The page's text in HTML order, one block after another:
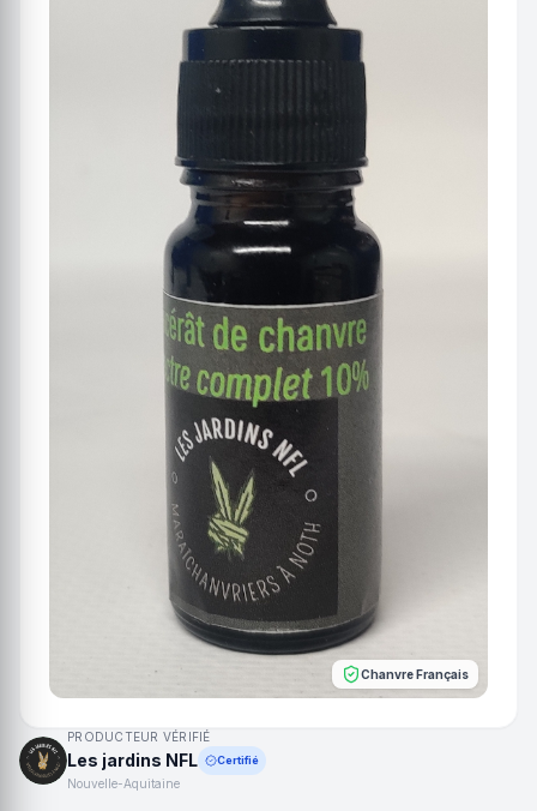
Chanvre Français
PRODUCTEUR VÉRIFIÉ
Les jardins NFL Certifié
Nouvelle-Aquitaine